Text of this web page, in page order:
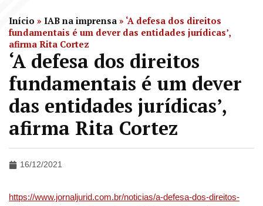
Início » IAB na imprensa » ‘A defesa dos direitos
fundamentais é um dever das entidades jurídicas’,
afirma Rita Cortez
‘A defesa dos direitos
fundamentais é um dever
das entidades jurídicas’,
afirma Rita Cortez
16/12/2021
https://www.jornaljurid.com.br/noticias/a-defesa-dos-direitos-